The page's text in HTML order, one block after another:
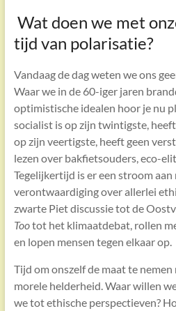
Wat doen we met
tijd van polarisatie?
Vandaag de dag weten we ons
Waar we in de 60-iger jaren
optimistische idealen hoor je nu
socialist is op zijn twintigste,
op zijn veertigste, heeft geen
lezen over bakfietsouders, eco-
Tegelijkertijd is er een stroom
verontwaardiging over allerlei
zwarte Piet discussie tot de
Tootot het klimaatdebat, rollen
en lopen mensen tegen elkaar op.
Tijd om onszelf de maat te
morele helderheid. Waar willen
we tot ethische perspectieven?